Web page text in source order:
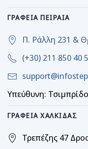
ΓΡΑΦΕΊΑ ΠΕΙΡΑΙΆ
Π. Ράλλη 231 &
(+30) 211 850 40
Υπεύθυνη:
ΓΡΑΦΕΊΑ ΧΑΛΚΊΔΑΣ
Τρεπέζης 47